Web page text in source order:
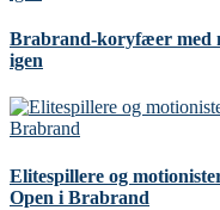
Brabrand-koryfæer med
igen
Elitespillere og
Open i Brabrand